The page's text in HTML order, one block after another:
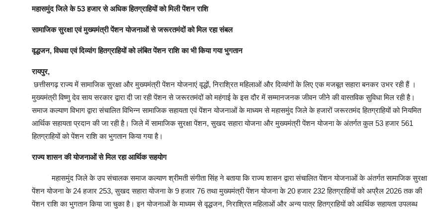
महासमुंद जिले के 53 हजार से अधिक हितग्राहियों को मिली पेंशन राशि
सामाजिक सुरक्षा एवं मुख्यमंत्री पेंशन योजनाओं से जरूरतमंदों को मिल रहा संबल
वृद्धजन, विधवा एवं दिव्यांग हितग्राहियों को लंबित पेंशन राशि का भी किया गया भुगतान
रायपुर,
छत्तीसगढ़ राज्य में सामाजिक सुरक्षा और मुख्यमंत्री पेंशन योजनाएं वृद्धों, निराश्रित महिलाओं और दिव्यांगों के लिए एक मजबूत सहारा बनकर उभर रही हैं ।
मुख्यमंत्री विष्णु देव साय सरकार द्वारा दी जा रही पेंशन से जरूरतमंदों को महंगाई के इस दौर में सम्मानजनक जीवन जीने की वास्तविक सुविधा मिल रही है।
समाज कल्याण विभाग द्वारा संचालित विभिन्न सामाजिक सहायता एवं पेंशन योजनाओं के माध्यम से महासमुंद जिले के हजारों जरूरतमंद हितग्राहियों को नियमित
आर्थिक सहायता प्रदान की जा रही है। जिले में सामाजिक सुरक्षा पेंशन, सुखद सहारा योजना और मुख्यमंत्री पेंशन योजना के अंतर्गत कुल 53 हजार 561
हितग्राहियों को पेंशन राशि का भुगतान किया गया है।
राज्य शासन की योजनाओं से मिल रहा आर्थिक सहयोग
महासमुंद जिले के उप संचालक समाज कल्याण श्रीमती संगीता सिंह ने बताया कि राज्य शासन द्वारा संचालित पेंशन योजनाओं के अंतर्गत सामाजिक सुरक्षा
पेंशन योजना के 24 हजार 253, सुखद सहारा योजना के 9 हजार 76 तथा मुख्यमंत्री पेंशन योजना के 20 हजार 232 हितग्राहियों को अप्रैल 2026 तक की
पेंशन राशि का भुगतान किया जा चुका है। इन योजनाओं के माध्यम से वृद्धजन, निराश्रित महिलाओं और अन्य पात्र हितग्राहियों को आर्थिक सहायता उपलब्ध